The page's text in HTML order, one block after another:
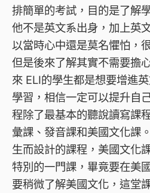
排簡單的考試，目的是了解
他不是英文系出身，加上英
以當時心中還是莫名懼怕，
但是後來了解其實不需要擔
來 ELI的學生都是想要增進
學習，相信一定可以提升自
程除了最基本的聽說讀寫課
彙課、發音課和美國文化課
生而設計的課程，美國文化
特別的一門課，畢竟要在美
要稍微了解美國文化，這堂